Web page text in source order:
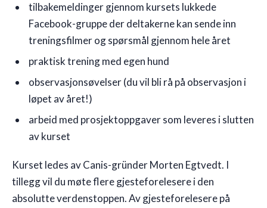
tilbakemeldinger gjennom kursets lukkede
Facebook-gruppe der deltakerne kan sende inn
treningsfilmer og spørsmål gjennom hele året
praktisk trening med egen hund
observasjonsøvelser (du vil bli rå på observasjon i
løpet av året!)
arbeid med prosjektoppgaver som leveres i slutten
av kurset
Kurset ledes av Canis-gründer Morten Egtvedt. I
tillegg vil du møte flere gjesteforelesere i den
absolutte verdenstoppen. Av gjesteforelesere på